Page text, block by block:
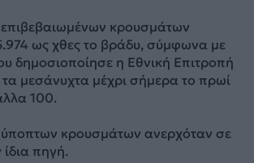
κρουσμάτων
ως χθες το βράδυ, σύμφωνα με
δημοσιοποίησε η Εθνική Επιτροπή
μεσάνυχτα μέχρι σήμερα το πρωί
100.
κρουσμάτων ανερχόταν σε
πηγή.